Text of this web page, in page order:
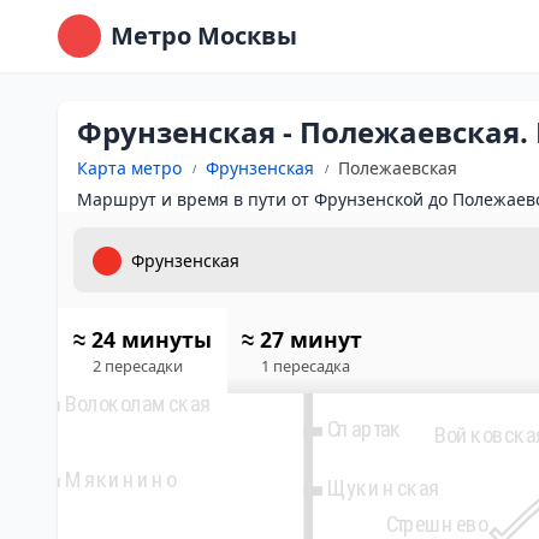
Метро Москвы
Фрунзенская -
Карта метро Фрунзенская
Полежаевская
Маршрут и время в пути от Фрунзенской до
≈ 24 минуты
2 пересадки
≈ 27 минут
1 пересадка
Стрешнево
Тушинская
Спартак
Щукинская
Митино
Волоколамская
Мякинино
Пятницкое шоссе